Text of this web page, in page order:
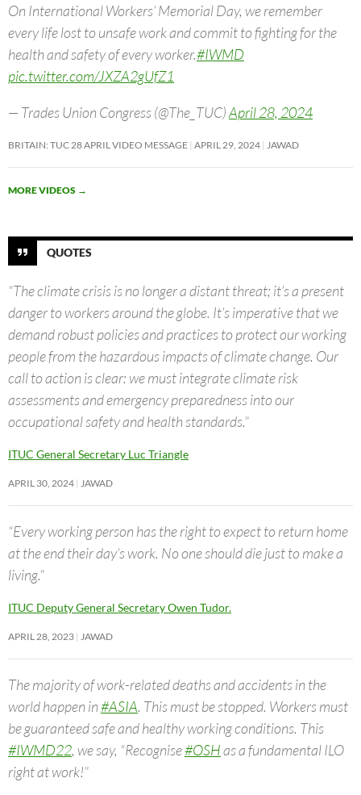
On International Workers’ Memorial Day, we remember
every life lost to unsafe work and commit to fighting for the
health and safety of every worker.#IWMD
pic.twitter.com/JXZA2gUfZ1
— Trades Union Congress (@The_TUC)April 28, 2024
BRITAIN: TUC 28 APRIL VIDEO MESSAGE APRIL 29, 2024 JAWAD
MORE VIDEOS →
QUOTES
“The climate crisis is no longer a distant threat; it’s a present
danger to workers around the globe. It’s imperative that we
demand robust policies and practices to protect our working
people from the hazardous impacts of climate change. Our
call to action is clear: we must integrate climate risk
assessments and emergency preparedness into our
occupational safety and health standards.”
ITUC General Secretary Luc Triangle
APRIL 30, 2024 JAWAD
“Every working person has the right to expect to return home
at the end their day’s work. No one should die just to make a
living.”
ITUC Deputy General Secretary Owen Tudor.
APRIL 28, 2023 JAWAD
The majority of work-related deaths and accidents in the
world happen in#ASIA. This must be stopped. Workers must
be guaranteed safe and healthy working conditions. This
#IWMD22, we say, “Recognise#OSHas a fundamental ILO
right at work!”